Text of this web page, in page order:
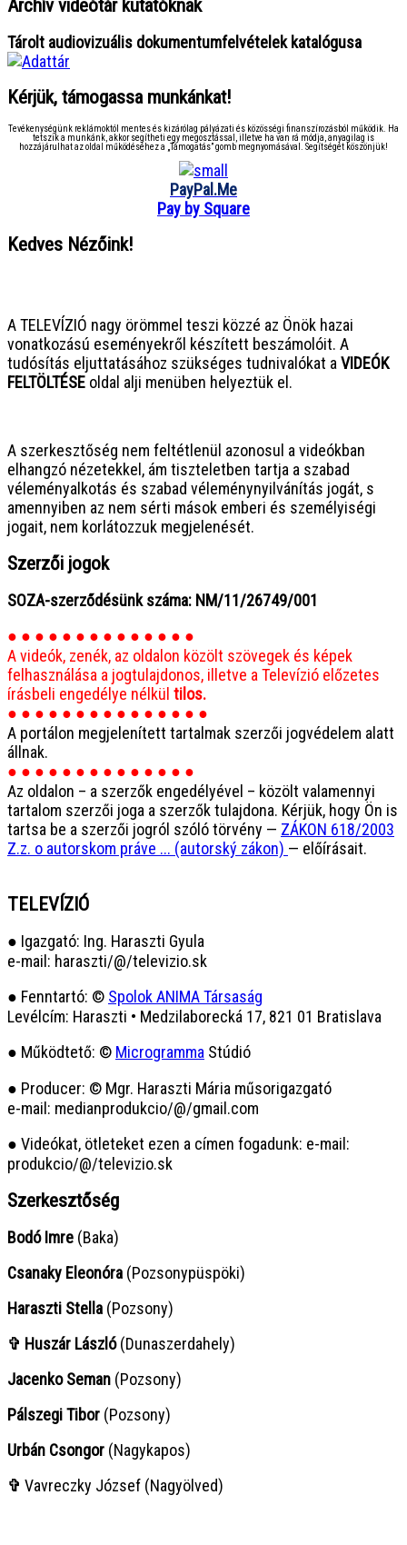
Archív videótár kutatóknak
Tárolt audiovizuális dokumentumfelvételek katalógusa
Kérjük, támogassa munkánkat!
Tevékenységünk reklámoktól mentes és kizárólag pályázati és közösségi finanszírozásból működik. Ha
tetszik a munkánk, akkor segítheti egy megosztással, illetve ha van rá módja, anyagilag is
hozzájárulhat az oldal működéséhez a „Támogatás” gomb megnyomásával. Segítségét köszönjük!
PayPal.Me
Pay by Square
Kedves Nézőink!
A TELEVÍZIÓ nagy örömmel teszi közzé az Önök hazai
vonatkozású eseményekről készített beszámolóit. A
tudósítás eljuttatásához szükséges tudnivalókat a VIDEÓK
FELTÖLTÉSE oldal alji menüben helyeztük el.
A szerkesztőség nem feltétlenül azonosul a videókban
elhangzó nézetekkel, ám tiszteletben tartja a szabad
véleményalkotás és szabad véleménynyilvánítás jogát, s
amennyiben az nem sérti mások emberi és személyiségi
jogait, nem korlátozzuk megjelenését.
Szerzői jogok
SOZA-szerződésünk száma: NM/11/26749/001
● ● ● ● ● ● ● ● ● ● ● ● ● ●
A videók, zenék, az oldalon közölt szövegek és képek
felhasználása a jogtulajdonos, illetve a Televízió előzetes
írásbeli engedélye nélkül tilos.
● ● ● ● ● ● ● ● ● ● ● ● ● ● ●
A portálon megjelenített tartalmak szerzői jogvédelem alatt
állnak.
● ● ● ● ● ● ● ● ● ● ● ● ● ●
Az oldalon – a szerzők engedélyével – közölt valamennyi
tartalom szerzői joga a szerzők tulajdona. Kérjük, hogy Ön is
tartsa be a szerzői jogról szóló törvény — ZÁKON 618/2003
Z.z. o autorskom práve ... (autorský zákon) — előírásait.
TELEVÍZIÓ
● Igazgató: Ing. Haraszti Gyula
e-mail: haraszti/@/televizio.sk
● Fenntartó: © Spolok ANIMA Társaság
Levélcím: Haraszti • Medzilaborecká 17, 821 01 Bratislava
● Működtető: © Microgramma Stúdió
● Producer: © Mgr. Haraszti Mária műsorigazgató
e-mail: medianprodukcio/@/gmail.com
● Videókat, ötleteket ezen a címen fogadunk: e-mail:
produkcio/@/televizio.sk
Szerkesztőség
Bodó Imre (Baka)
Csanaky Eleonóra (Pozsonypüspöki)
Haraszti Stella (Pozsony)
✞ Huszár László(Dunaszerdahely)
Jacenko Seman (Pozsony)
Pálszegi Tibor (Pozsony)
Urbán Csongor (Nagykapos)
✞ Vavreczky József (Nagyölved)